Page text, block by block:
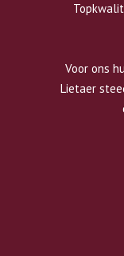
Voor ons
Lietaer